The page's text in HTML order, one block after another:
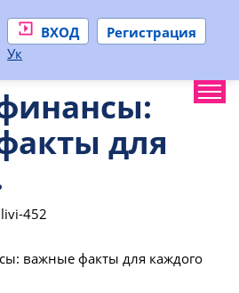
ВХОД
Регистрация
Ук
для
важные факты для каждого